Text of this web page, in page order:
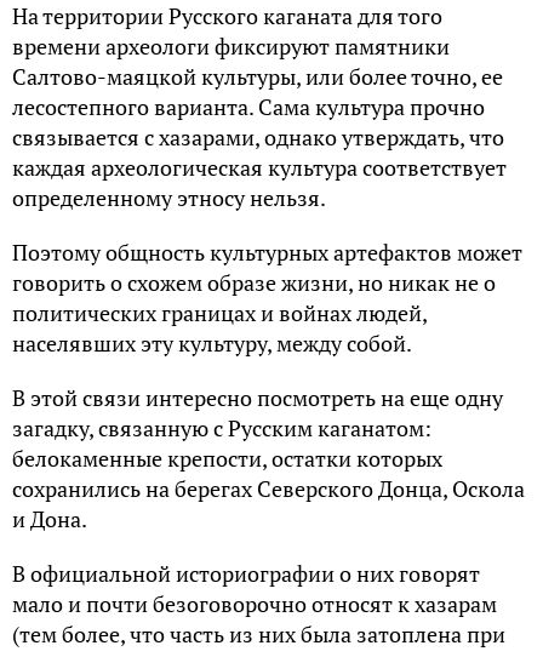
На территории Русского каганата для того
времени археологи фиксируют памятники
Салтово-маяцкой культуры, или более точно, ее
лесостепного варианта. Сама культура прочно
связывается с хазарами, однако утверждать, что
каждая археологическая культура соответствует
определенному этносу нельзя.
Поэтому общность культурных артефактов может
говорить о схожем образе жизни, но никак не о
политических границах и войнах людей,
населявших эту культуру, между собой.
В этой связи интересно посмотреть на еще одну
загадку, связанную с Русским каганатом:
белокаменные крепости, остатки которых
сохранились на берегах Северского Донца, Оскола
и Дона.
В официальной историографии о них говорят
мало и почти безоговорочно относят к хазарам
(тем более, что часть из них была затоплена при